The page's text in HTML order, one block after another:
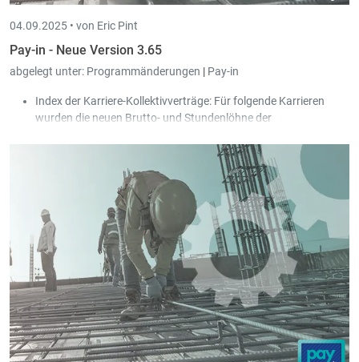
04.09.2025 • von Eric Pint
Pay-in - Neue Version 3.65
abgelegt unter: Programmänderungen | Pay-in
Index der Karriere-Kollektivverträge: Für folgende Karrieren
wurden die neuen Brutto- und Stundenlöhne der
Gebäudereinigung